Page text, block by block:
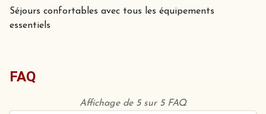
Séjours confortables avec tous les équipements
essentiels
FAQ
Affichage de 5 sur 5 FAQ